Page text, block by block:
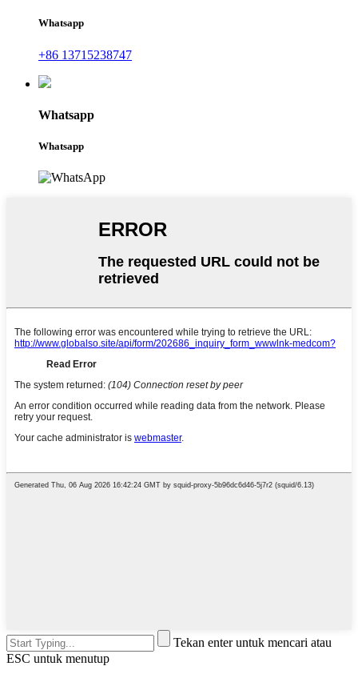
Whatsapp
+86 13715238747
Whatsapp
Whatsapp
Tekan enter untuk mencari atau
ESC untuk menutup